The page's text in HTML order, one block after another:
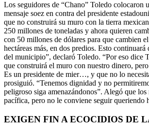
Los seguidores de “Chano” Toledo colocaron
mensaje soez en contra del presidente
que no construirá su muro con la tierra
250 millones de toneladas y ahora quieren
con 50 millones de dólares para que cambien
hectáreas más, en dos predios. Esto continuará
del municipio”, declaró Toledo. “Por eso dice
que construirá el muro con nuestro dinero,
Es un presidente de mier…, y que no lo
prosiguió. “Tenemos dignidad y no
peligroso siga amenazándonos”. Alegó que
pacífica, pero no le conviene seguir queriendo
EXIGEN FIN A ECOCIDIOS DE